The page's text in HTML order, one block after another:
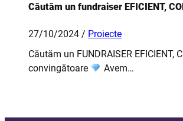
Căutăm un fundraiser EFICIENT,
27/10/2024 / Proiecte
Căutăm un FUNDRAISER EFICIENT,
convingătoare
Avem…